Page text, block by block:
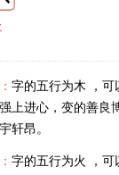
字的五行为木 ，可
上进心，变的善良
轩昂。
字的五行为火 ，可